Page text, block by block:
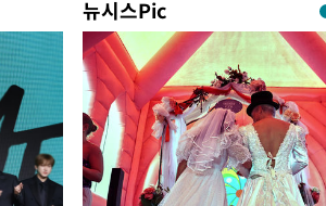
뉴시스Pic